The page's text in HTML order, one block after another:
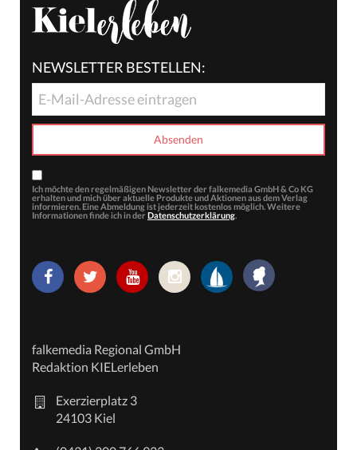
NEWSLETTER BESTELLEN:
Ich möchte den regelmäßigen Newsletter der falkemedia GmbH & Co KG
erhalten und mich über aktuelle Produkte und Aktionen aus dem Verlag
informieren. Eine Abmeldung ist jederzeit kostenlos möglich. Weitere
Informationen finde ich in der Datenschutzerklärung.
falkemedia Regional GmbH
Redaktion KIELerleben
Exerzierplatz 3
24103 Kiel